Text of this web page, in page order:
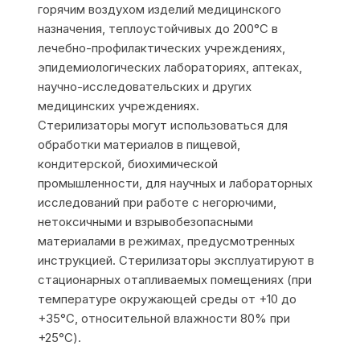
горячим воздухом изделий медицинского
назначения, теплоустойчивых до 200°С в
лечебно-профилактических учреждениях,
эпидемиологических лабораториях, аптеках,
научно-исследовательских и других
медицинских учреждениях.
Стерилизаторы могут использоваться для
обработки материалов в пищевой,
кондитерской, биохимической
промышленности, для научных и лабораторных
исследований при работе с негорючими,
нетоксичными и взрывобезопасными
материалами в режимах, предусмотренных
инструкцией. Стерилизаторы эксплуатируют в
стационарных отапливаемых помещениях (при
температуре окружающей среды от +10 до
+35°С, относительной влажности 80% при
+25°С).